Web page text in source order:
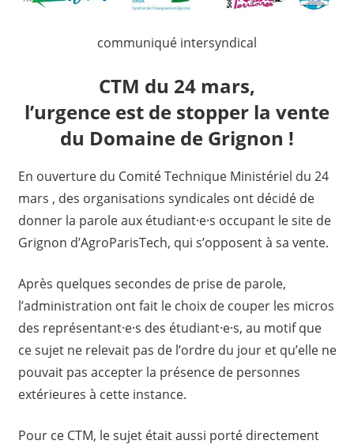
communiqué intersyndical
CTM du 24 mars,
l’urgence est de stopper la vente
du Domaine de Grignon !
En ouverture du Comité Technique Ministériel du 24
mars , des organisations syndicales ont décidé de
donner la parole aux étudiant⸱e⸱s occupant le site de
Grignon d’AgroParisTech, qui s’opposent à sa vente.
Après quelques secondes de prise de parole,
l’administration ont fait le choix de couper les micros
des représentant⸱e⸱s des étudiant⸱e⸱s, au motif que
ce sujet ne relevait pas de l’ordre du jour et qu’elle ne
pouvait pas accepter la présence de personnes
extérieures à cette instance.
Pour ce CTM, le sujet était aussi porté directement